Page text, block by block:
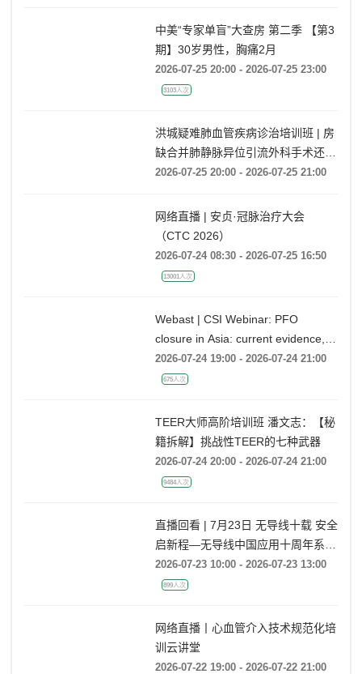
洪城疑难肺血管疾病诊治培训班 | 房
网络直播 | 安贞·冠脉治疗大会
（CTC 2026）
2026-07-24 08:30 - 2026-07-25 16:50
Webast | CSI Webinar: PFO
closure in Asia: current evidence,
emerging indications and future
2026-07-24 19:00 - 2026-07-24 21:00
TEER大师高阶培训班 潘文志：【秘
籍拆解】挑战性TEER的七种武器
2026-07-24 20:00 - 2026-07-24 21:00
直播回看 | 7月23日 无导线十载 安全
启新程—无导线中国应用十周年系列
活动
2026-07-23 10:00 - 2026-07-23 13:00
网络直播丨心血管介入技术规范化培
训云讲堂